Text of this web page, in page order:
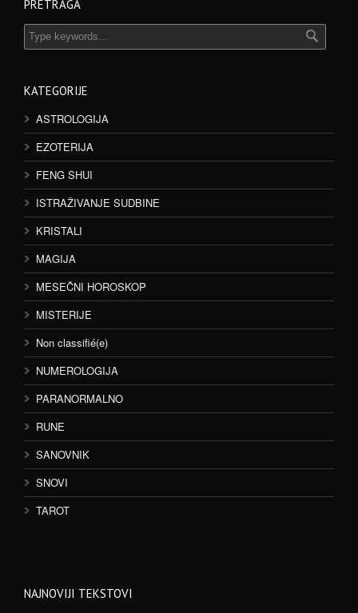
PRETRAGA
KATEGORIJE
ASTROLOGIJA
EZOTERIJA
FENG SHUI
ISTRAŽIVANJE SUDBINE
KRISTALI
MAGIJA
MESEČNI HOROSKOP
MISTERIJE
Non classifié(e)
NUMEROLOGIJA
PARANORMALNO
RUNE
SANOVNIK
SNOVI
TAROT
NAJNOVIJI TEKSTOVI